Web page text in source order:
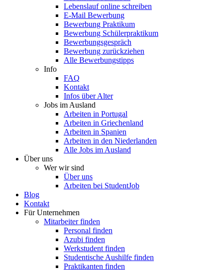
Lebenslauf online schreiben
E-Mail Bewerbung
Bewerbung Praktikum
Bewerbung Schülerpraktikum
Bewerbungsgespräch
Bewerbung zurückziehen
Alle Bewerbungstipps
Info
FAQ
Kontakt
Infos über Alter
Jobs im Ausland
Arbeiten in Portugal
Arbeiten in Griechenland
Arbeiten in Spanien
Arbeiten in den Niederlanden
Alle Jobs im Ausland
Über uns
Wer wir sind
Über uns
Arbeiten bei StudentJob
Blog
Kontakt
Für Unternehmen
Mitarbeiter finden
Personal finden
Azubi finden
Werkstudent finden
Studentische Aushilfe finden
Praktikanten finden